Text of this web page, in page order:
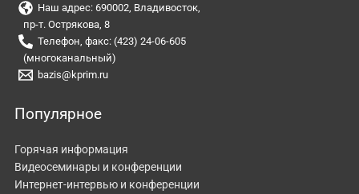
Наш адрес: 690002, Владивосток,
пр-т. Острякова, 8
Телефон, факс: (423) 24-06-605
(многоканальный)
bazis@kprim.ru
Популярное
Горячая информация
Видеосеминары и конференции
Интернет-интервью и конференции